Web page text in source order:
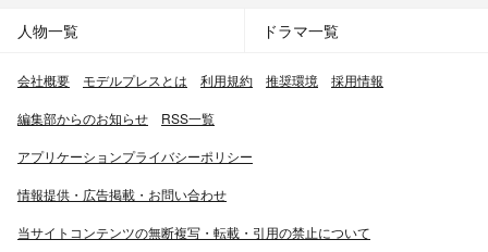
人物一覧 ドラマ一覧
会社概要 モデルプレスとは 利用規約 推奨環境 採用情報
編集部からのお知らせ RSS一覧
アプリケーションプライバシーポリシー
情報提供・広告掲載・お問い合わせ
当サイトコンテンツの無断複写・転載・引用の禁止について